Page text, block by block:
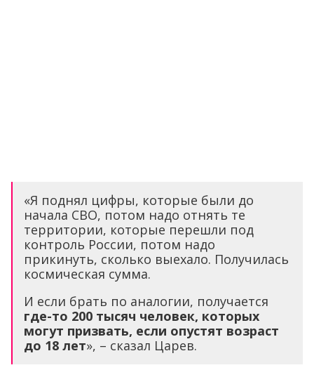
«Я поднял цифры, которые были до
начала СВО, потом надо отнять те
территории, которые перешли под
контроль России, потом надо
прикинуть, сколько выехало. Получилась
космическая сумма.
И если брать по аналогии, получается
где-то 200 тысяч человек, которых
могут призвать, если опустят возраст
до 18 лет», – сказал Царев.